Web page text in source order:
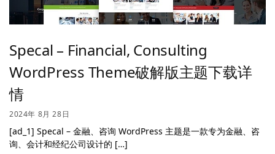
Specal – Financial, Consulting
WordPress Theme破解版主题下载详
情
2024年 8月 28日
[ad_1] Specal – 金融、咨询 WordPress 主题是一款专为金融、咨
询、会计和经纪公司设计的 […]